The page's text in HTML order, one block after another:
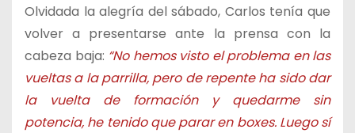
Olvidada la alegría del sábado, Carlos tenía que
volver a presentarse ante la prensa con la
cabeza baja: “No hemos visto el problema en las
vueltas a la parrilla, pero de repente ha sido dar
la vuelta de formación y quedarme sin
potencia, he tenido que parar en boxes. Luego sí